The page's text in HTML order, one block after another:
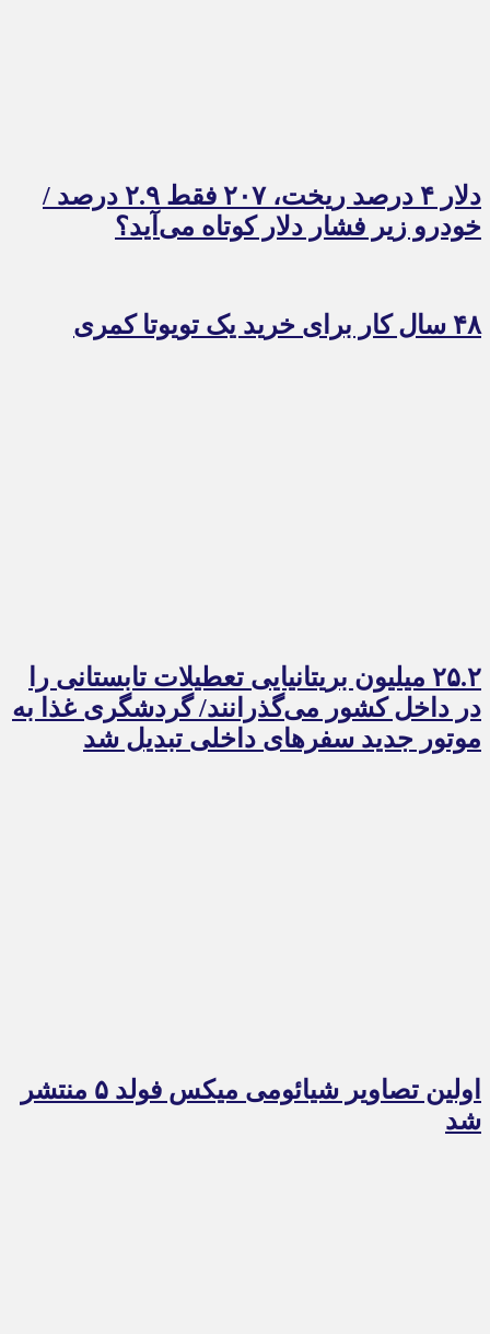
دلار ۴ درصد ریخت، ۲۰۷ فقط ۲.۹ درصد /
خودرو زیر فشار دلار کوتاه می‌آید؟
۴۸ سال کار برای خرید یک تویوتا کمری
۲۵.۲ میلیون بریتانیایی تعطیلات تابستانی را
در داخل کشور می‌گذرانند/ گردشگری غذا به
موتور جدید سفرهای داخلی تبدیل شد
اولین تصاویر شیائومی میکس فولد ۵ منتشر
شد